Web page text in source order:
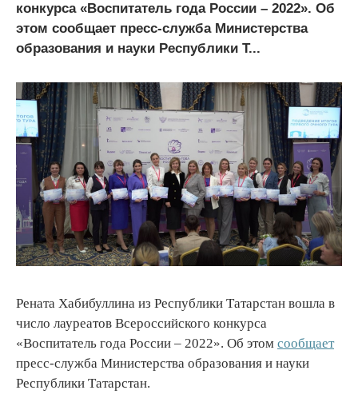
конкурса «Воспитатель года России – 2022». Об
этом сообщает пресс-служба Министерства
образования и науки Республики Т...
Рената Хабибуллина из Республики Татарстан вошла в
число лауреатов Всероссийского конкурса
«Воспитатель года России – 2022». Об этом сообщает
пресс-служба Министерства образования и науки
Республики Татарстан.